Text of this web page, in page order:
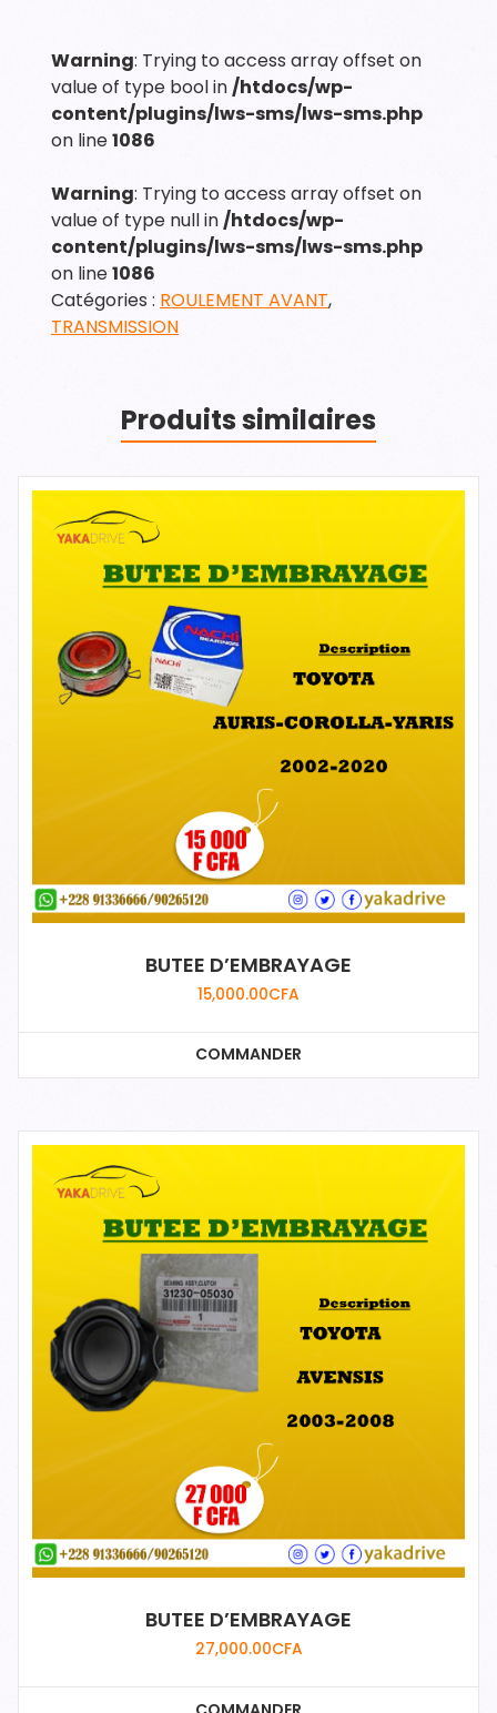
Warning: Trying to access array offset on
value of type bool in/htdocs/wp-
content/plugins/lws-sms/lws-sms.php
on line1086
Warning: Trying to access array offset on
value of type null in/htdocs/wp-
content/plugins/lws-sms/lws-sms.php
on line1086
Catégories : ROULEMENT AVANT,
TRANSMISSION
Produits similaires
BUTEE D’EMBRAYAGE
15,000.00CFA
COMMANDER
BUTEE D’EMBRAYAGE
27,000.00CFA